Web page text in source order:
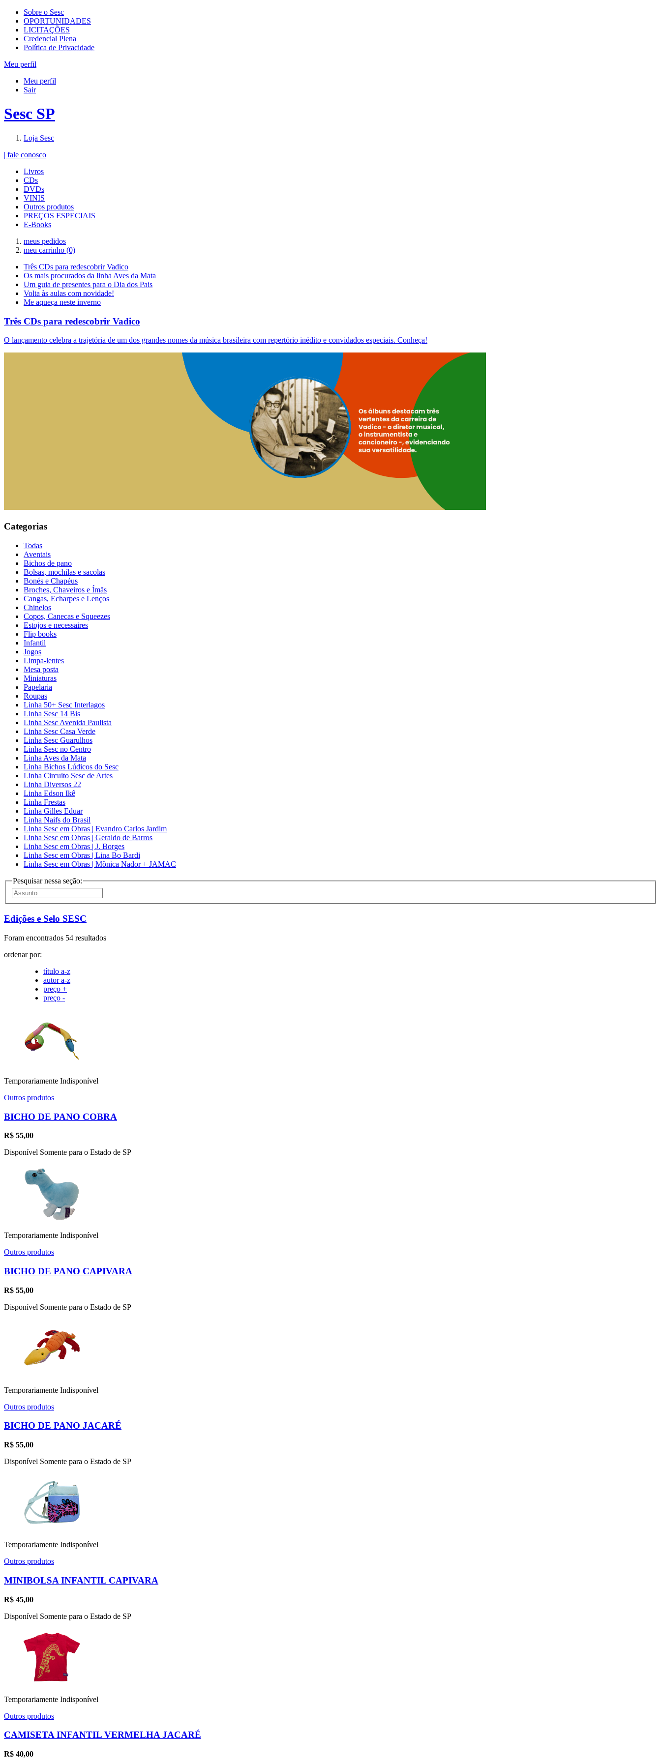
Sobre o Sesc
OPORTUNIDADES
LICITAÇÕES
Credencial Plena
Política de Privacidade
Meu perfil
Meu perfil
Sair
Sesc SP
Loja Sesc
| fale conosco
Livros
CDs
DVDs
VINIS
Outros produtos
PREÇOS ESPECIAIS
E-Books
meus pedidos
meu carrinho (0)
Três CDs para redescobrir Vadico
Os mais procurados da linha Aves da Mata
Um guia de presentes para o Dia dos Pais
Volta às aulas com novidade!
Me aqueça neste inverno
Três CDs para redescobrir Vadico
O lançamento celebra a trajetória de um dos grandes nomes da música brasileira com repertório inédito e convidados especiais. Conheça!
Categorias
Todas
Aventais
Bichos de pano
Bolsas, mochilas e sacolas
Bonés e Chapéus
Broches, Chaveiros e Ímãs
Cangas, Echarpes e Lenços
Chinelos
Copos, Canecas e Squeezes
Estojos e necessaires
Flip books
Infantil
Jogos
Limpa-lentes
Mesa posta
Miniaturas
Papelaria
Roupas
Linha 50+ Sesc Interlagos
Linha Sesc 14 Bis
Linha Sesc Avenida Paulista
Linha Sesc Casa Verde
Linha Sesc Guarulhos
Linha Sesc no Centro
Linha Aves da Mata
Linha Bichos Lúdicos do Sesc
Linha Circuito Sesc de Artes
Linha Diversos 22
Linha Edson Ikê
Linha Frestas
Linha Gilles Eduar
Linha Naifs do Brasil
Linha Sesc em Obras | Evandro Carlos Jardim
Linha Sesc em Obras | Geraldo de Barros
Linha Sesc em Obras | J. Borges
Linha Sesc em Obras | Lina Bo Bardi
Linha Sesc em Obras | Mônica Nador + JAMAC
Pesquisar nessa seção:
Edições e Selo SESC
Foram encontrados 54 resultados
ordenar por:
título a-z
autor a-z
preço +
preço -
Temporariamente Indisponível
Outros produtos
BICHO DE PANO COBRA
R$ 55,00
Disponível Somente para o Estado de SP
Temporariamente Indisponível
Outros produtos
BICHO DE PANO CAPIVARA
R$ 55,00
Disponível Somente para o Estado de SP
Temporariamente Indisponível
Outros produtos
BICHO DE PANO JACARÉ
R$ 55,00
Disponível Somente para o Estado de SP
Temporariamente Indisponível
Outros produtos
MINIBOLSA INFANTIL CAPIVARA
R$ 45,00
Disponível Somente para o Estado de SP
Temporariamente Indisponível
Outros produtos
CAMISETA INFANTIL VERMELHA JACARÉ
R$ 40,00